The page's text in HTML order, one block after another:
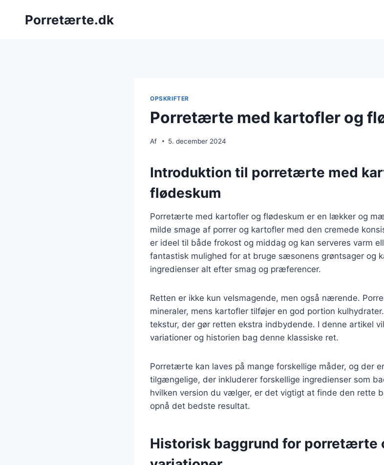
Porretærte.dk
OPSKRIFTER
Porretærte med kartofler og
Af 5. december 2024
Introduktion til porretærte med
flødeskum
Porretærte med kartofler og flødeskum er en lækker og
milde smage af porrer og kartofler med den cremede
er ideel til både frokost og middag og kan serveres varm
fantastisk mulighed for at bruge sæsonens grøntsager og
ingredienser alt efter smag og præferencer.
Retten er ikke kun velsmagende, men også nærende.
mineraler, mens kartofler tilføjer en god portion
tekstur, der gør retten ekstra indbydende. I denne artikel
variationer og historien bag denne klassiske ret.
Porretærte kan laves på mange forskellige måder, og der
tilgængelige, der inkluderer forskellige ingredienser som
hvilken version du vælger, er det vigtigt at finde den rette
opnå det bedste resultat.
Historisk baggrund for porretærte